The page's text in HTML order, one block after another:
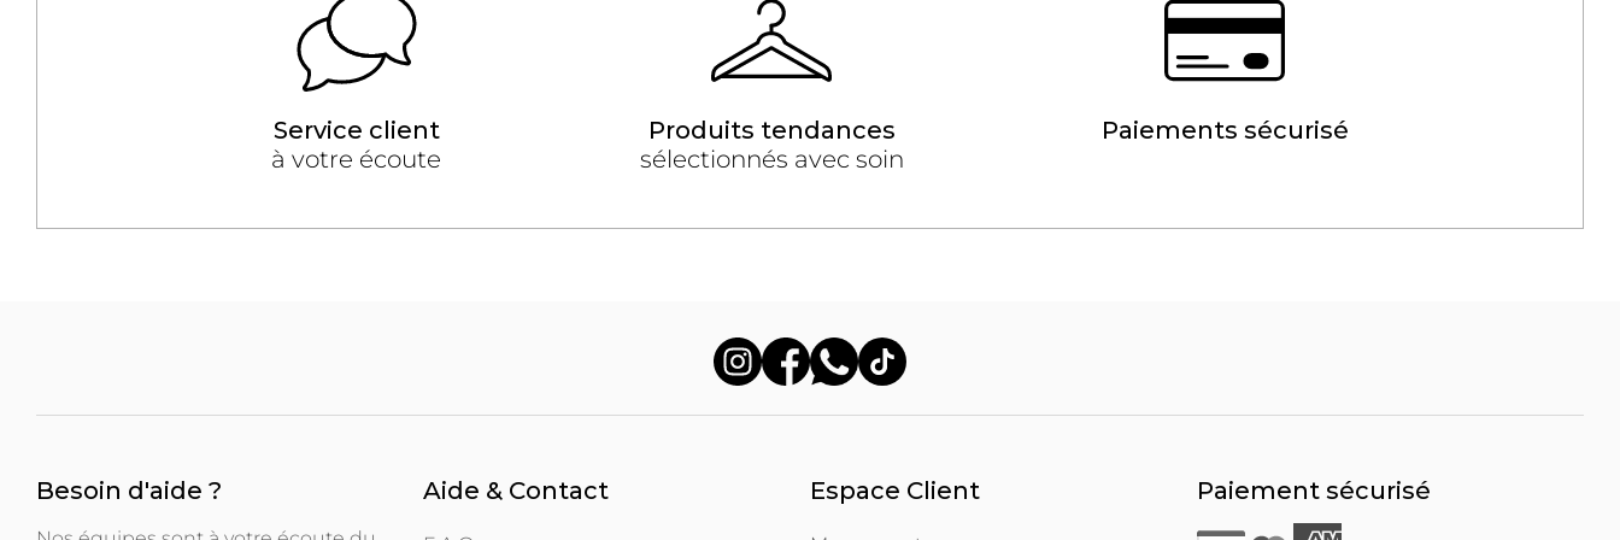
Service client
à votre écoute
Produits tendances
sélectionnés avec soin
Paiements sécurisé
Besoin d'aide ? Aide & Contact Espace Client Paiement sécurisé